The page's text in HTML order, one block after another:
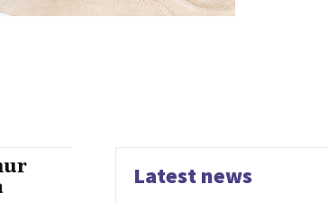
Latest news